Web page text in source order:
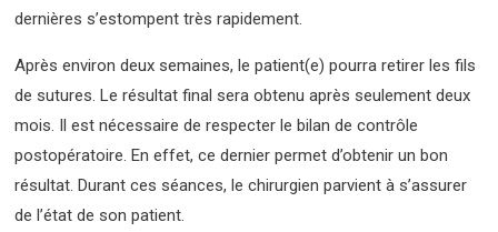
dernières s’estompent très rapidement.
Après environ deux semaines, le patient(e) pourra retirer les fils
de sutures. Le résultat final sera obtenu après seulement deux
mois. Il est nécessaire de respecter le bilan de contrôle
postopératoire. En effet, ce dernier permet d’obtenir un bon
résultat. Durant ces séances, le chirurgien parvient à s’assurer
de l’état de son patient.